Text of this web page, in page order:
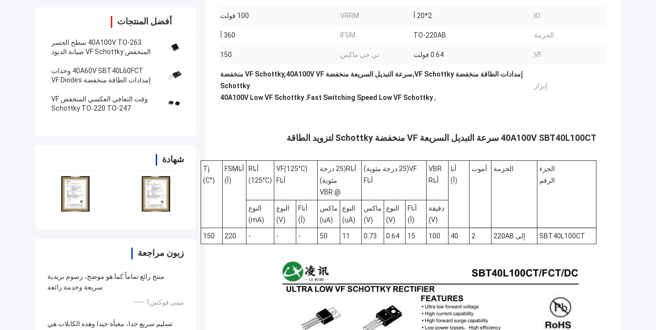
أفضل المنتجات
40A100V TO-263 سطح الجسر
المنخفض VF Schottky صيانة الديود
40A60V SBT40L60FCT وحدات
إمدادات الطاقة منخفضة VF Diodes
وقت التعافي العكسي المنخفض VF
Schottky TO-220 TO-247
شهادة
زبون مراجعة
منتج رائع تماماً كما هو موضح، رسوم بريدية
سريعة وخدمة رائعة
—— ميني فوكس1
تسليم سريع جدا، معبأة جيدا وهذه الكابلات هي
IO: 2*20 أ VRRM: 100 فولت
الحزمة: TO-220AB
IFSM: 360 أ
VF: 0.64 فولت تي جي ماكس: 150
إبراز:
إمدادات الطاقة منخفضة VF Schottky,سرعة التبديل السريعة منخفضة VF Schottky,40A100V VF منخفضة
Schottky
,
Fast Switching Speed Low VF Schottky
,
40A100V Low VF Schottky
40A100V SBT40L100CT سرعة التبديل السريعة VF منخفضة Schottky لتزويد الطاقة
الجزء
الرقم
الحزمة أموت
أنا
(أ)
VBR
أناR
VF
(25 درجة مئوية)
أناF
أناR
(25 درجة
مئوية)
@ V
BR
VF(125°C)
أناF
أناR
(125°C)
أناFSM
(أ)
Tj
(°C)
دقيقة
(V)
أناF
(أ)
النوع
(V)
ماكس
(V)
النوع
(uA)
ماكس
(uA)
أناF
(أ)
النوع
(V)
النوع
(mA)
SBT40L100CT إلى 220AB 2
40
100
15
0.64
0.73
11
50
-
-
-
220
150